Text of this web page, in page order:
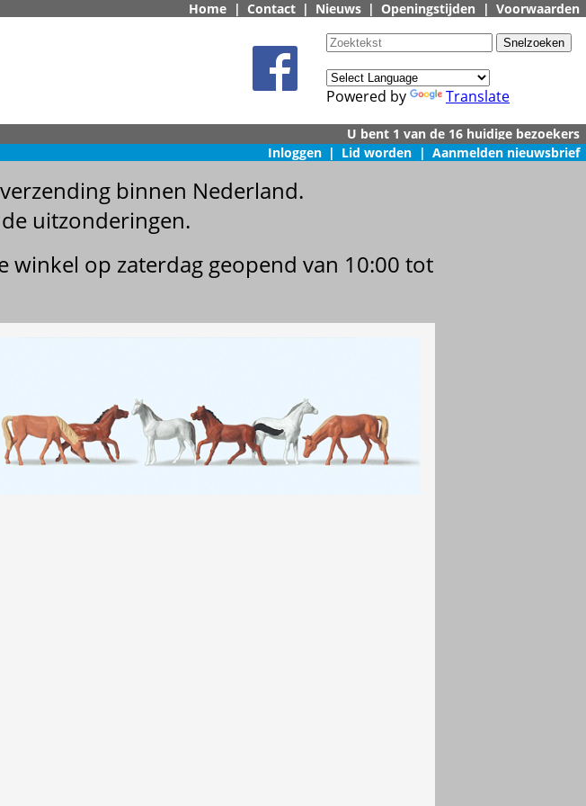
Home | Contact | Nieuws | Openingstijden | Voorwaarden
Powered by Translate
Inloggen | Lid worden | Aanmelden nieuwsbrief
binnen Nederland.
uitzonderingen.
winkel op zaterdag geopend van 10:00 tot